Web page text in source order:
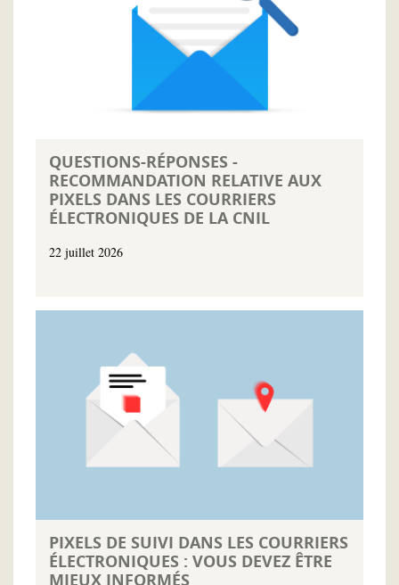
QUESTIONS-RÉPONSES -
RECOMMANDATION RELATIVE AUX
PIXELS DANS LES COURRIERS
ÉLECTRONIQUES DE LA CNIL
22 juillet 2026
PIXELS DE SUIVI DANS LES COURRIERS
ÉLECTRONIQUES : VOUS DEVEZ ÊTRE
MIEUX INFORMÉS